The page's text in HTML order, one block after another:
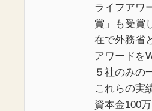
ライフアワ
賞」も受賞
在で外務省
アワードを
５社のみの
これらの実
資本金100